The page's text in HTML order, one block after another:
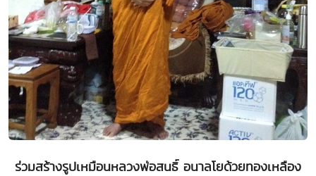
ร่วมสร้างรูปเหมือนหลวงพ่อสนธิ์ อนาลโยด้วยทองเหลือง